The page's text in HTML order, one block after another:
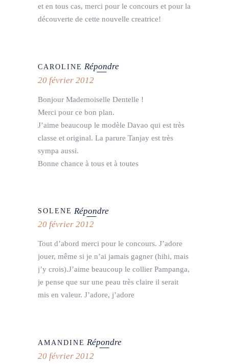
et en tous cas, merci pour le concours et pour la
découverte de cette nouvelle creatrice!
CAROLINE Répondre
20 février 2012
Bonjour Mademoiselle Dentelle !
Merci pour ce bon plan.
J’aime beaucoup le modèle Davao qui est très
classe et original. La parure Tanjay est très
sympa aussi.
Bonne chance à tous et à toutes
SOLENE Répondre
20 février 2012
Tout d’abord merci pour le concours. J’adore
jouer, même si je n’ai jamais gagner (hihi, mais
j’y crois).J’aime beaucoup le collier Pampanga,
je pense que sur une peau très claire il serait
mis en valeur. J’adore, j’adore
AMANDINE Répondre
20 février 2012